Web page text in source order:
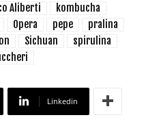
Aliberti
kombucha
Opera pepe
pralina
Sichuan
spirulina
Linkedin